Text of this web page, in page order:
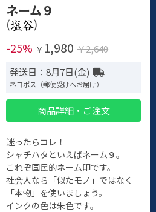
ネーム９
(
)
-25% ￥ 1,980 ￥2,640
発送日：8月7日(金)
ネコポス（郵便受けへお届け）
商品詳細・ご注文
迷ったらコレ！
シャチハタといえばネーム９。
これぞ国民的ネーム印です。
社会人なら「似たモノ」ではなく
「本物」を使いましょう。
インクの色は朱色です。